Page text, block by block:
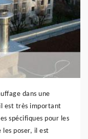
dans une
est très important
spécifiques pour les
les poser, il est